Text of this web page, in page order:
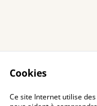
Contact
Privacy
Cookies
Ce site Internet utilise